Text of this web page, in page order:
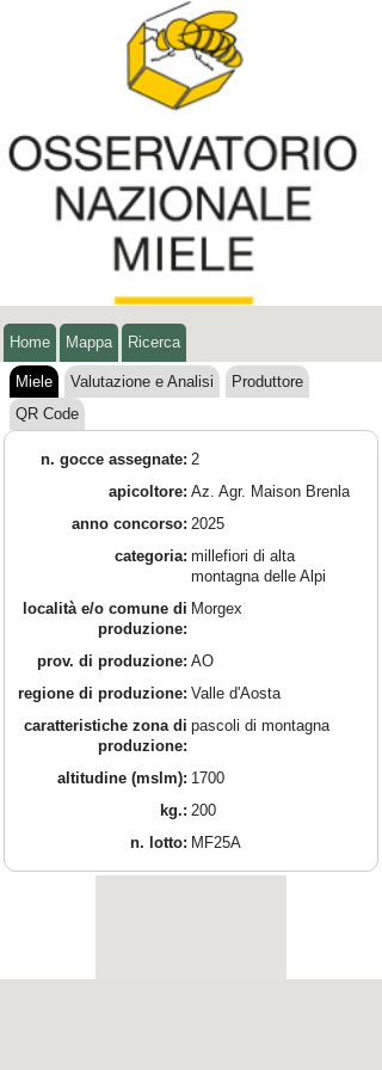
Home Mappa Ricerca
Miele Valutazione e Analisi
Produttore
QR Code
n. gocce assegnate: 2
apicoltore: Az. Agr. Maison Brenla
anno concorso: 2025
categoria: millefiori di alta
montagna delle Alpi
località e/o comune di
produzione:
Morgex
prov. di produzione: AO
regione di produzione: Valle d'Aosta
caratteristiche zona di
produzione:
pascoli di montagna
altitudine (mslm): 1700
kg.: 200
n. lotto: MF25A